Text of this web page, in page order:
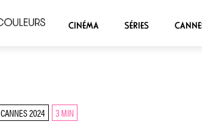
CINÉMA SÉRIES
CANNES 2024 3 MIN